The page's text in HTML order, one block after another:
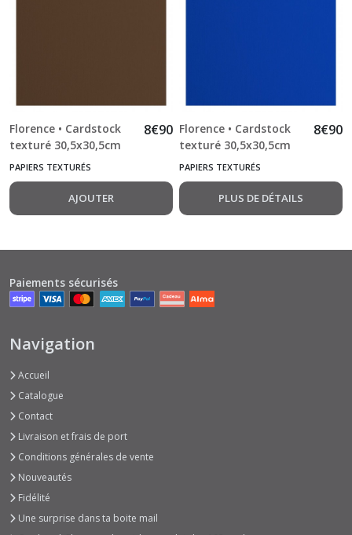
Florence • Cardstock
texturé 30,5x30,5cm
Hazelnut 20pcs
8€90
PAPIERS TEXTURÉS
AJOUTER
Florence • Cardstock
texturé 30,5x30,5cm
Sapphire 20pcs
8€90
PAPIERS TEXTURÉS
PLUS DE DÉTAILS
Paiements sécurisés
Navigation
Accueil
Catalogue
Contact
Livraison et frais de port
Conditions générales de vente
Nouveautés
Fidélité
Une surprise dans ta boite mail